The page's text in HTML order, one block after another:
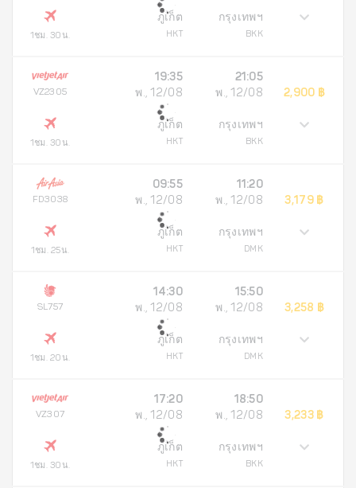
1ชม. 30น.
ภูเก็ต
HKT
กรุงเทพฯ
BKK
VZ2305
1ชม. 30น.
19:35
พ., 12/08
ภูเก็ต
HKT
21:05
พ., 12/08
กรุงเทพฯ
BKK
2,900 ฿
FD3038
1ชม. 25น.
09:55
พ., 12/08
ภูเก็ต
HKT
11:20
พ., 12/08
กรุงเทพฯ
DMK
3,179 ฿
SL757
1ชม. 20น.
14:30
พ., 12/08
ภูเก็ต
HKT
15:50
พ., 12/08
กรุงเทพฯ
DMK
3,258 ฿
VZ307
1ชม. 30น.
17:20
พ., 12/08
ภูเก็ต
HKT
18:50
พ., 12/08
กรุงเทพฯ
BKK
3,233 ฿